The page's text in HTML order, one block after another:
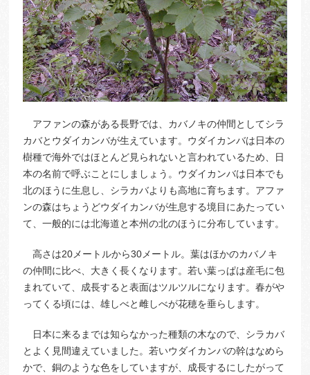
アファンの森がある長野では、カバノキの仲間としてシラ
カバとウダイカンバが生えています。ウダイカンバは日本の
樹種で海外ではほとんど見られないと言われているため、日
本の名前で呼ぶことにしましょう。ウダイカンバは日本でも
北のほうに生息し、シラカバよりも高地に育ちます。アファ
ンの森はちょうどウダイカンバが生息する境目にあたってい
て、一般的には北海道と本州の北のほうに分布しています。
高さは20メートルから30メートル。葉はほかのカバノキ
の仲間に比べ、大きく長くなります。若い葉っぱは産毛に包
まれていて、成長すると表面はツルツルになります。春がや
ってくる頃には、雄しべと雌しべが花穂を垂らします。
日本に来るまでは知らなかった種類の木なので、シラカバ
とよく見間違えていました。若いウダイカンバの幹はなめら
かで、銅のような色をしていますが、成長するにしたがって